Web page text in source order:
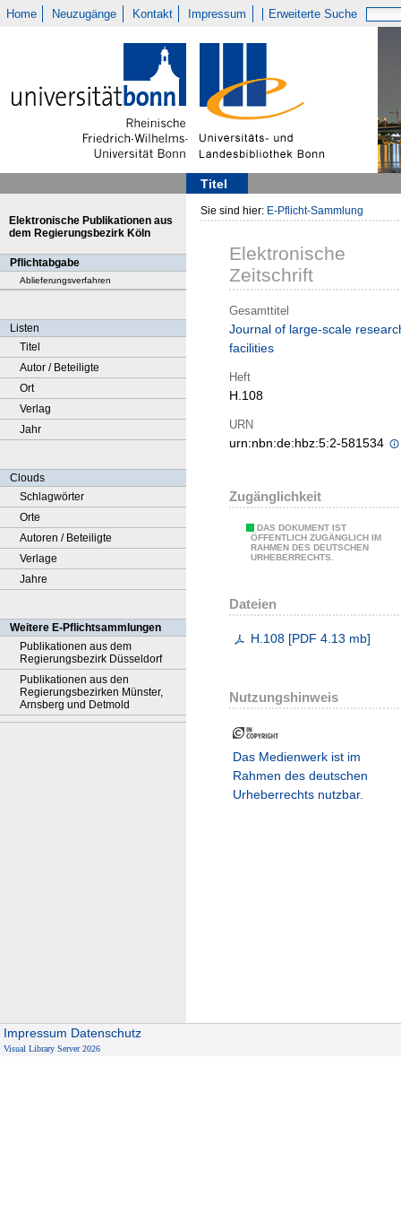
Home Neuzugänge Kontakt Impressum Erweiterte Suche
Titel
Elektronische Publikationen aus
dem Regierungsbezirk Köln
Pflichtabgabe
Ablieferungsverfahren
Listen
Titel
Autor / Beteiligte
Ort
Verlag
Jahr
Clouds
Schlagwörter
Orte
Autoren / Beteiligte
Verlage
Jahre
Weitere E-Pflichtsammlungen
Publikationen aus dem
Regierungsbezirk Düsseldorf
Publikationen aus den
Regierungsbezirken Münster,
Arnsberg und Detmold
Sie sind hier: E-Pflicht-Sammlung
Elektronische
Zeitschrift
Gesamttitel
Journal of large-scale
facilities
Heft
H.108
URN
urn:nbn:de:hbz:5:2-581534
Zugänglichkeit
DAS DOKUMENT IST
ÖFFENTLICH ZUGÄNGLICH IM
RAHMEN DES DEUTSCHEN
URHEBERRECHTS.
Dateien
H.108 [PDF 4.13 mb]
Nutzungshinweis
Das Medienwerk ist im
Rahmen des deutschen
Urheberrechts nutzbar.
Impressum Datenschutz
Visual Library Server 2026